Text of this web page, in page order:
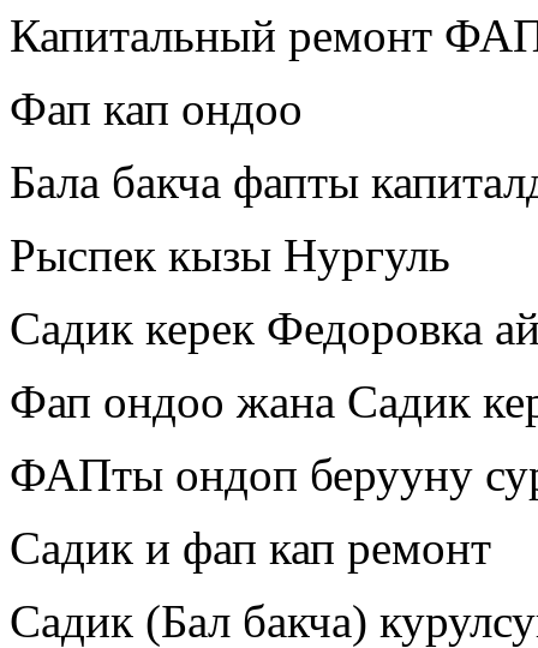
Капитальный ремонт
Фап кап ондоо
Бала бакча фапты
Рыспек кызы Нургуль
Садик керек Федоровка
Фап ондоо жана Садик
ФАПты ондоп берууну
Садик и фап кап ремонт
Садик (Бал бакча)